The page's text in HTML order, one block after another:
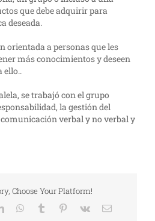
que debe adquirir para
deseada.
orientada a personas que les
más conocimientos y deseen
ello..
se trabajó con el grupo
la gestión del
verbal y no verbal y
Choose Your Platform!
LinkedInWhatsApp
Tumblr Pinterest
Vk
Correo